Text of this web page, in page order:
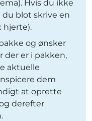
Hvis du ikke
du blot skrive en
hjerte).
og ønsker
der er i pakken,
aktuelle
dem
at oprette
derefter